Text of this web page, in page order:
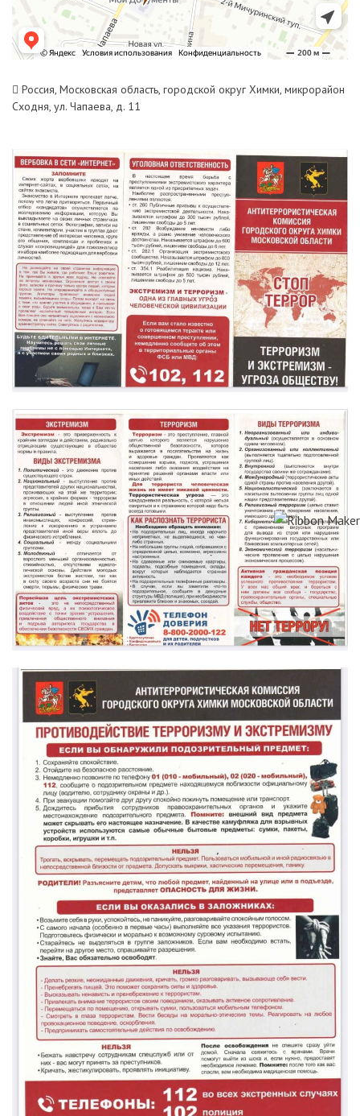
Россия, Московская область, городской округ Химки, микрорайон
Сходня, ул. Чапаева, д. 11